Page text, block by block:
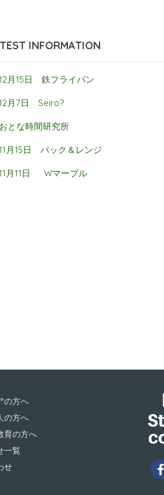
INFORMATION
月15日 鉄フライパン
月7日 Seiro?
おとな時間研究所
月15日 パック＆レンジ
月11日 Wマーブル
の方へ
の方へ
育の方へ
一覧
せ